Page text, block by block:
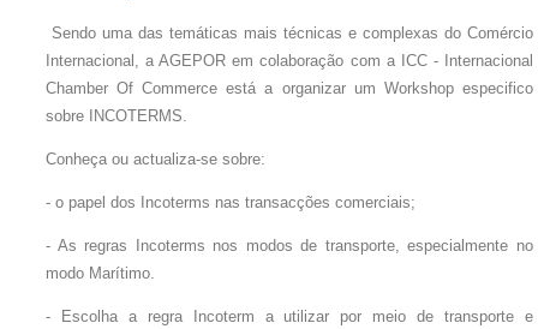
Sendo uma das temáticas mais técnicas e complexas do Comércio
Internacional, a AGEPOR em colaboração com a ICC - Internacional
Chamber Of Commerce está a organizar um Workshop especifico
sobre INCOTERMS.
Conheça ou actualiza-se sobre:
- o papel dos Incoterms nas transacções comerciais;
- As regras Incoterms nos modos de transporte, especialmente no
modo Marítimo.
- Escolha a regra Incoterm a utilizar por meio de transporte e